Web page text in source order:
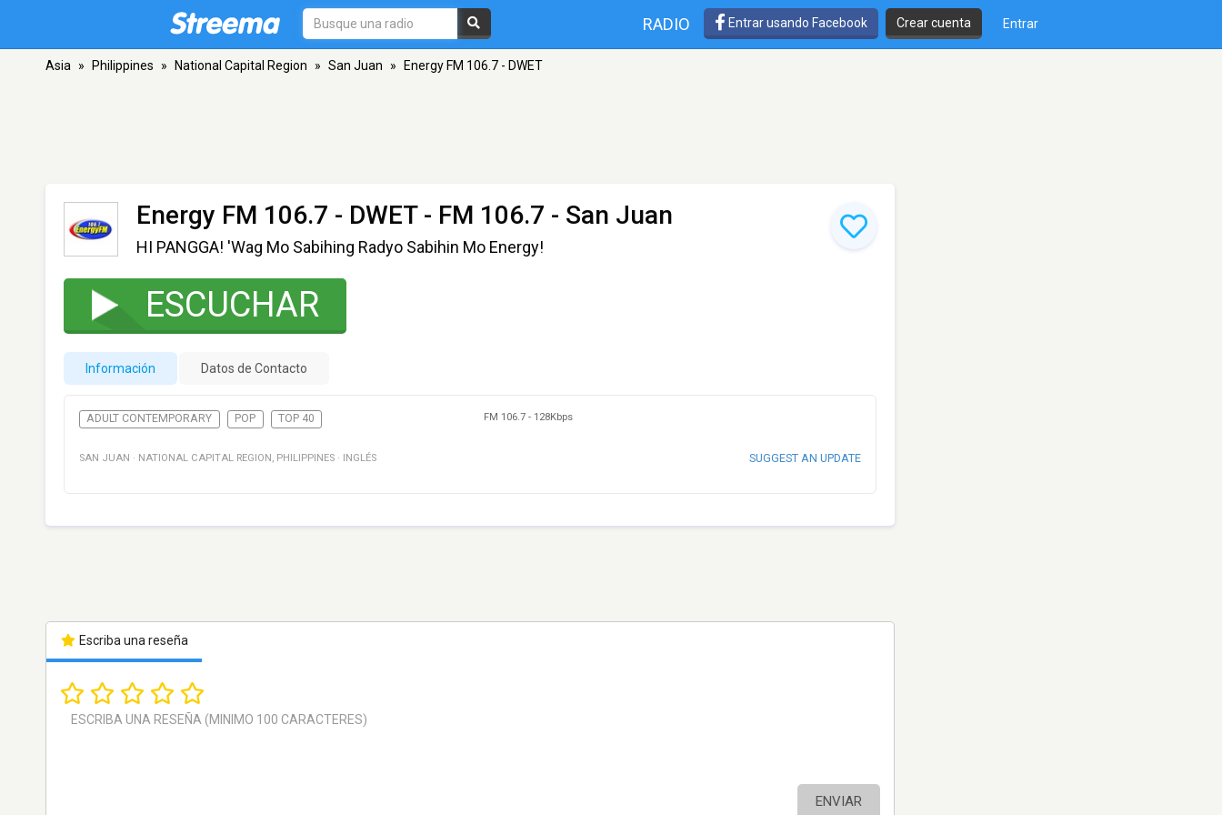
RADIO Entrar usando Facebook Crear cuenta Entrar
Asia » Philippines » National Capital Region » San Juan » Energy FM 106.7 - DWET
Energy FM 106.7 - DWET- FM 106.7 - San Juan
HI PANGGA! 'Wag Mo Sabihing Radyo Sabihin Mo Energy!
ESCUCHAR
Información Datos de Contacto
ADULT CONTEMPORARY POP TOP 40 FM 106.7 - 128Kbps
SAN JUAN · NATIONAL CAPITAL REGION , PHILIPPINES · INGLÉS SUGGEST AN UPDATE
Escriba una reseña
ENVIAR